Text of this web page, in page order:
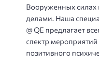
Вооруженных
делами. Наша
@ QE предлагает
спектр
позитивного